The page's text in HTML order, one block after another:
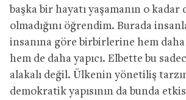
başka bir hayatı yaşamanın o kadar
olmadığını öğrendim. Burada
insanına göre birbirlerine hem
hem de daha yapıcı. Elbette bu
alakalı değil. Ülkenin yönetiliş
demokratik yapısının da bunda